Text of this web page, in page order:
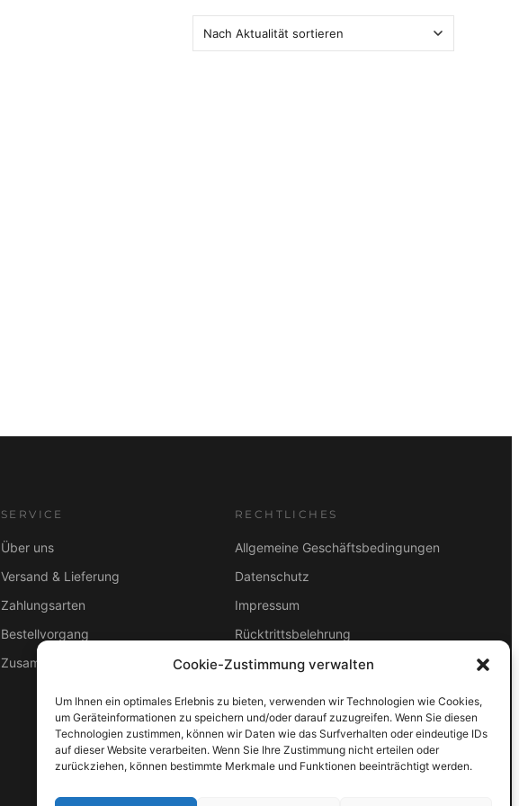
Cookie-Zustimmung verwalten
Um Ihnen ein optimales Erlebnis zu bieten, verwenden wir Technologien wie Cookies,
um Geräteinformationen zu speichern und/oder darauf zuzugreifen. Wenn Sie diesen
Technologien zustimmen, können wir Daten wie das Surfverhalten oder eindeutige IDs
auf dieser Website verarbeiten. Wenn Sie Ihre Zustimmung nicht erteilen oder
zurückziehen, können bestimmte Merkmale und Funktionen beeinträchtigt werden.
SERVICE
Über uns
Versand & Lieferung
Zahlungsarten
Bestellvorgang
Zusammenarbeit B2B
RECHTLICHES
Allgemeine Geschäftsbedingungen
Datenschutz
Impressum
Rücktrittsbelehrung
ZAHLUNGSARTEN
Vorkasse Visa Mastercard
Link
PayPal
G-Pay Apple Pay Klarna